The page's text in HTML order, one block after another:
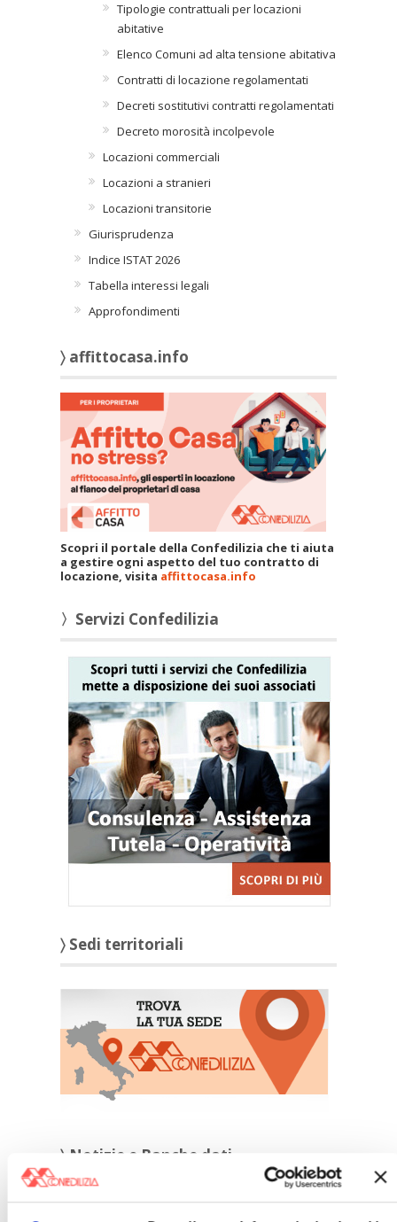
Tipologie contrattuali per locazioni
abitative
Elenco Comuni ad alta tensione abitativa
Contratti di locazione regolamentati
Decreti sostitutivi contratti regolamentati
Decreto morosità incolpevole
Locazioni commerciali
Locazioni a stranieri
Locazioni transitorie
Giurisprudenza
Indice ISTAT 2026
Tabella interessi legali
Approfondimenti
〉 affittocasa.info
Scopri il portale della Confedilizia che ti aiuta
a gestire ogni aspetto del tuo contratto di
locazione, visita affittocasa.info
〉Servizi Confedilizia
〉 Sedi territoriali
〉 Notizie e Banche dati